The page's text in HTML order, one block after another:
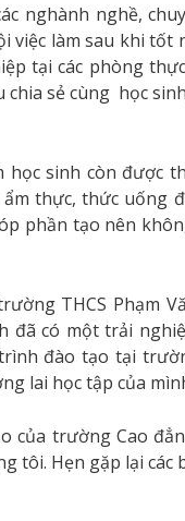
nghành nghề,
việc làm sau khi tốt
tại các phòng
sẻ cùng học
sinh còn được
thực, thức uống
phần tạo nên
THCS Phạm
đã có một trải
đào tạo tại
lai học tập của
trường Cao
tôi. Hẹn gặp lại các